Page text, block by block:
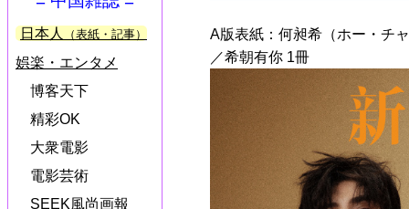
日本人 （表紙・記事）
娯楽・エンタメ
博客天下
精彩OK
大衆電影
電影芸術
SEEK風尚画報
A版表紙：何昶希（ホー・チ
／希朝有你 1冊